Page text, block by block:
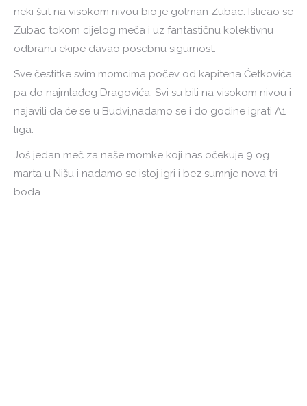
neki šut na visokom nivou bio je golman Zubac. Isticao se
Zubac tokom cijelog meča i uz fantastičnu kolektivnu
odbranu ekipe davao posebnu sigurnost.
Sve čestitke svim momcima počev od kapitena Ćetkovića
pa do najmlađeg Dragovića, Svi su bili na visokom nivou i
najavili da će se u Budvi,nadamo se i do godine igrati A1
liga.
Još jedan meč za naše momke koji nas očekuje 9 og
marta u Nišu i nadamo se istoj igri i bez sumnje nova tri
boda.